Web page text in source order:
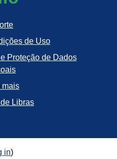
de Uso
Proteção de Dados
mais
Libras
in)